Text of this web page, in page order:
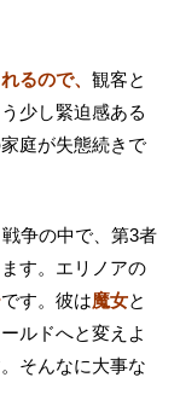
るので、 観客と
少し緊迫感ある
庭が失態続きで
争の中で、第3者
す。エリノアの
です。彼は魔女と
ルドへと変えよ
そんなに大事な